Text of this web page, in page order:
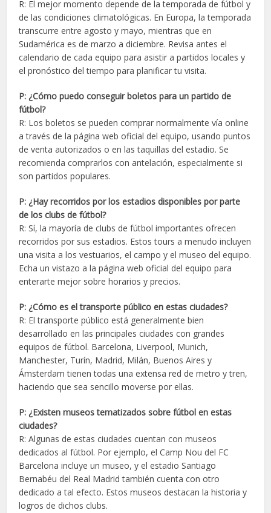
R: El mejor momento depende de la temporada de fútbol y
de las condiciones climatológicas. En Europa, la temporada
transcurre entre agosto y mayo, mientras que en
Sudamérica es de marzo a diciembre. Revisa antes el
calendario de cada equipo para asistir a partidos locales y
el pronóstico del tiempo para planificar tu visita.
P: ¿Cómo puedo conseguir boletos para un partido de
fútbol?
R: Los boletos se pueden comprar normalmente vía online
a través de la página web oficial del equipo, usando puntos
de venta autorizados o en las taquillas del estadio. Se
recomienda comprarlos con antelación, especialmente si
son partidos populares.
P: ¿Hay recorridos por los estadios disponibles por parte
de los clubs de fútbol?
R: Sí, la mayoría de clubs de fútbol importantes ofrecen
recorridos por sus estadios. Estos tours a menudo incluyen
una visita a los vestuarios, el campo y el museo del equipo.
Echa un vistazo a la página web oficial del equipo para
enterarte mejor sobre horarios y precios.
P: ¿Cómo es el transporte público en estas ciudades?
R: El transporte público está generalmente bien
desarrollado en las principales ciudades con grandes
equipos de fútbol. Barcelona, Liverpool, Munich,
Manchester, Turín, Madrid, Milán, Buenos Aires y
Ámsterdam tienen todas una extensa red de metro y tren,
haciendo que sea sencillo moverse por ellas.
P: ¿Existen museos tematizados sobre fútbol en estas
ciudades?
R: Algunas de estas ciudades cuentan con museos
dedicados al fútbol. Por ejemplo, el Camp Nou del FC
Barcelona incluye un museo, y el estadio Santiago
Bernabéu del Real Madrid también cuenta con otro
dedicado a tal efecto. Estos museos destacan la historia y
logros de dichos clubs.